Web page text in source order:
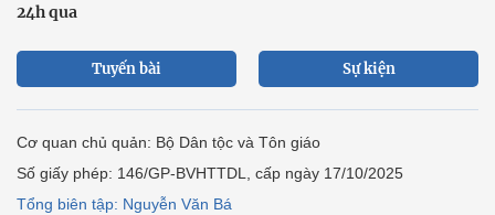
24h qua
Tuyến bài Sự kiện
Cơ quan chủ quản: Bộ Dân tộc và Tôn giáo
Số giấy phép: 146/GP-BVHTTDL, cấp ngày 17/10/2025
Tổng biên tập: Nguyễn Văn Bá